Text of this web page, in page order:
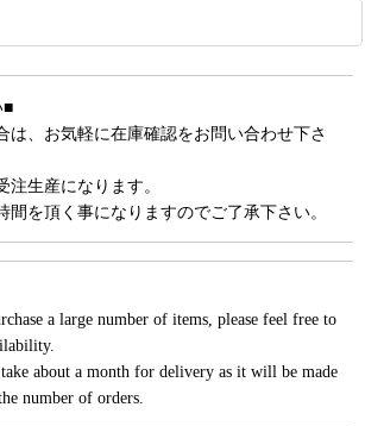
■
は、お気軽に在庫確認をお問い合わせ下さ
注生産になります。
間を頂く事になりますのでご了承下さい。
a large number of items, please feel free to
about a month for delivery as it will be made
number of orders.